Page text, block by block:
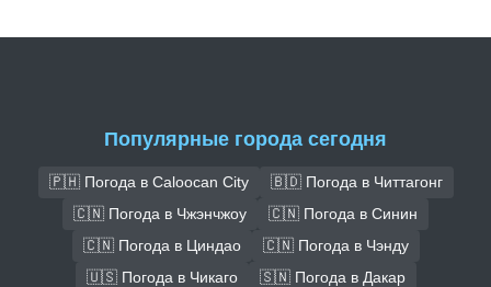
Популярные города сегодня
🇵🇭 Погода в Caloocan City
🇧🇩 Погода в Читтагонг
🇨🇳 Погода в Чжэнчжоу
🇨🇳 Погода в Синин
🇨🇳 Погода в Циндао
🇨🇳 Погода в Чэнду
🇺🇸 Погода в Чикаго
🇸🇳 Погода в Дакар